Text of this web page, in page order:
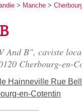
> Manche >
And B", caviste
Cherbourg-en-
Hainneville Rue
en-Cotentin